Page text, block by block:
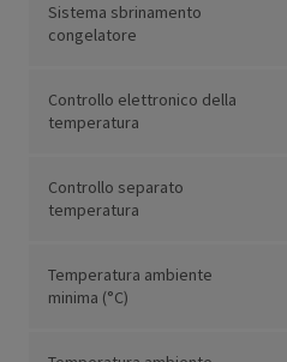
Sistema sbrinamento
congelatore
Controllo elettronico della
temperatura
Controllo separato
temperatura
Temperatura ambiente
minima (°C)